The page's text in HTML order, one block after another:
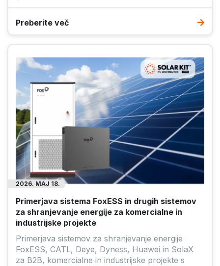
Preberite več
2026. MAJ 18.
Primerjava sistema FoxESS in drugih sistemov
za shranjevanje energije za komercialne in
industrijske projekte
Primerjava sistemov za shranjevanje energije
FoxESS, CATL, Deye, Dyness, Huawei in SolaX
za B2B, komercialne in industrijske projekte s